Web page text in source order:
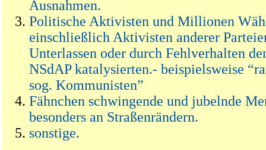
Ausnahmen.
Politische Aktivisten und Millionen
einschließlich Aktivisten anderer
Unterlassen oder durch Fehlverhalten
NSdAP katalysierten.- beispielsweise
sog. Kommunisten”
Fähnchen schwingende und jubelnde
besonders an Straßenrändern.
sonstige.